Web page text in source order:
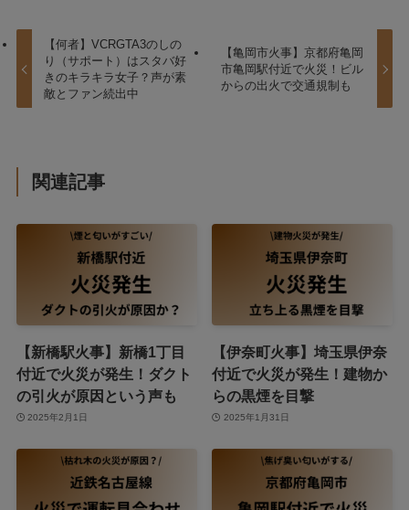
【何者】VCRGTA3のしの
り（サポート）はスタバ好
きのキラキラ女子？声が素
敵とファン続出中
【亀岡市火事】京都府亀岡
市亀岡駅付近で火災！ビル
からの出火で交通規制も
関連記事
【新橋駅火事】新橋1丁目
付近で火災が発生！ダクト
の引火が原因という声も
2025年2月1日
【伊奈町火事】埼玉県伊奈
付近で火災が発生！建物か
らの黒煙を目撃
2025年1月31日